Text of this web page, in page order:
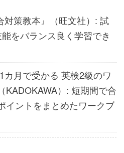
対策教本』（旺文社）: 試
をバランス良く学習でき
カ月で受かる 英検2級のワ
KADOKAWA）: 短期間で合
イントをまとめたワークブ